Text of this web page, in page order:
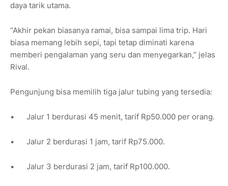
daya tarik utama.
“Akhir pekan biasanya ramai, bisa sampai lima trip. Hari
biasa memang lebih sepi, tapi tetap diminati karena
memberi pengalaman yang seru dan menyegarkan,” jelas
Rival.
Pengunjung bisa memilih tiga jalur tubing yang tersedia:
• Jalur 1 berdurasi 45 menit, tarif Rp50.000 per orang.
• Jalur 2 berdurasi 1 jam, tarif Rp75.000.
• Jalur 3 berdurasi 2 jam, tarif Rp100.000.